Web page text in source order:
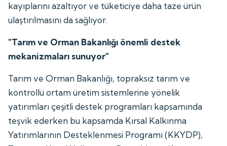
kayıplarını azaltıyor ve tüketiciye daha taze ürün
ulaştırılmasını da sağlıyor.
"Tarım ve Orman Bakanlığı önemli destek
mekanizmaları sunuyor"
Tarım ve Orman Bakanlığı, topraksız tarım ve
kontrollü ortam üretim sistemlerine yönelik
yatırımları çeşitli destek programları kapsamında
teşvik ederken bu kapsamda Kırsal Kalkınma
Yatırımlarının Desteklenmesi Programı (KKYDP),